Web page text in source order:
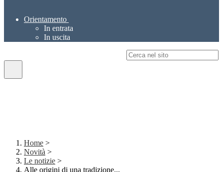
Orientamento
In entrata
In uscita
Home >
Novità >
Le notizie >
Alle origini di una tradizione...